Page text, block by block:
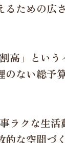
ための広
高」とい
ない総予
ラクな生活
な空間づ